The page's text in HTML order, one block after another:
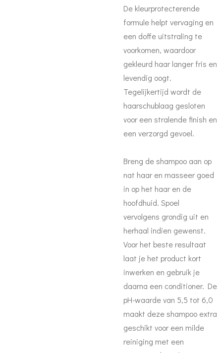
De kleurprotecterende
formule helpt vervaging en
een doffe uitstraling te
voorkomen, waardoor
gekleurd haar langer fris en
levendig oogt.
Tegelijkertijd wordt de
haarschublaag gesloten
voor een stralende finish en
een verzorgd gevoel.
Breng de shampoo aan op
nat haar en masseer goed
in op het haar en de
hoofdhuid. Spoel
vervolgens grondig uit en
herhaal indien gewenst.
Voor het beste resultaat
laat je het product kort
inwerken en gebruik je
daarna een conditioner. De
pH-waarde van 5,5 tot 6,0
maakt deze shampoo extra
geschikt voor een milde
reiniging met een